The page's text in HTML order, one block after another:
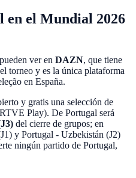
en el Mundial 2026
ver en DAZN, que tiene
torneo y es la única plataforma
en España.
y gratis una selección de
RTVE Play). De Portugal será
del cierre de grupos; en
y Portugal - Uzbekistán (J2)
ningún partido de Portugal,